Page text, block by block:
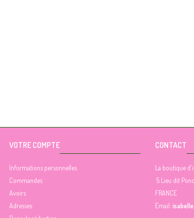
VOTRE COMPTE
Informations personnelles
Commandes
Avoirs
Adresses
CONTACT
La boutique
5 Lieu dit
FRANCE
Email: